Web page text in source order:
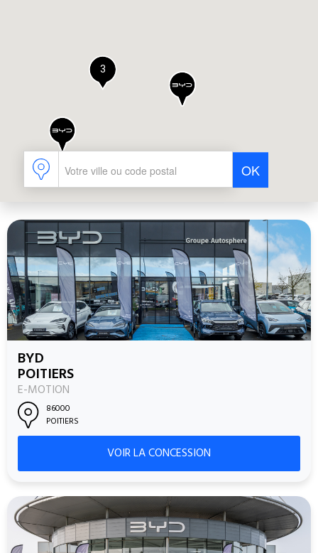
Atelier mobile
OK
3
BYD
POITIERS
E-MOTION
86000
POITIERS
VOIR LA CONCESSION